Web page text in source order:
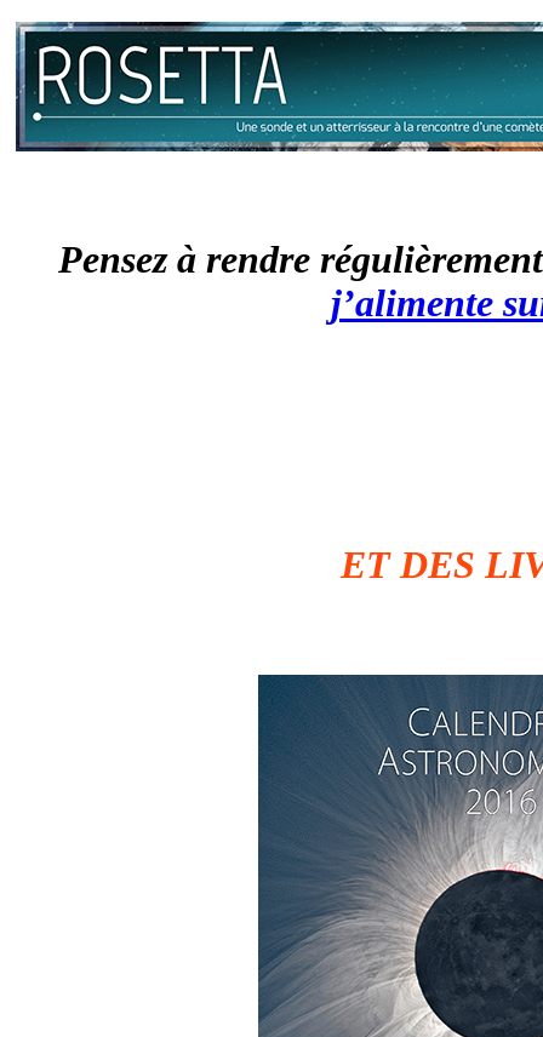
Pensez à rendre
j’alimente
ET DES